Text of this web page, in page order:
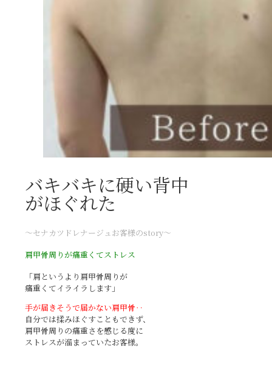
バキバキに硬い背中
がほぐれた
〜セナカツドレナージュお客様のstory〜
肩甲骨周りが痛重くてストレス
「肩というより 肩甲骨周りが
痛重くてイライラします」
手が届きそうで届かない肩甲骨‥
自分では揉みほぐすこともできず、
肩甲骨周りの痛重さを感じる度に
ストレスが溜まっていたお客様。